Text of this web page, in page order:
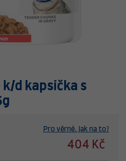
k/d kapsička s
Pro věrné. Jak na to?
404 Kč